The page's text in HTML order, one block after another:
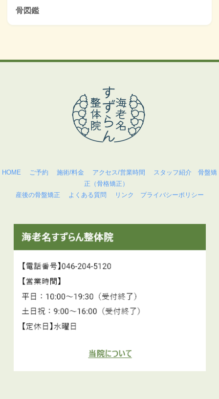
骨図鑑
HOME ご予約 施術/料金 アクセス/営業時間 スタッフ紹介
骨盤矯
正（骨格矯正）
産後の骨盤矯正
よくある質問 リンク プライバシーポリシー